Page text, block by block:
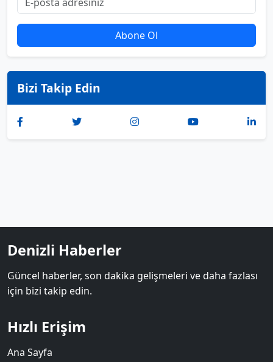
Abone Ol
Bizi Takip Edin
Denizli Haberler
Güncel haberler, son dakika gelişmeleri ve daha fazlası
için bizi takip edin.
Hızlı Erişim
Ana Sayfa